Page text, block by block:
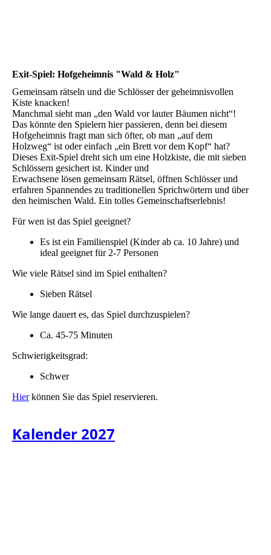
Exit-Spiel: Hofgeheimnis "Wald & Holz"
Gemeinsam rätseln und die Schlösser der geheimnisvollen
Kiste knacken!
Manchmal sieht man „den Wald vor lauter Bäumen nicht“!
Das könnte den Spielern hier passieren, denn bei diesem
Hofgeheimnis fragt man sich öfter, ob man „auf dem
Holzweg“ ist oder einfach „ein Brett vor dem Kopf“ hat?
Dieses Exit-Spiel dreht sich um eine Holzkiste, die mit sieben
Schlössern gesichert ist. Kinder und
Erwachsene lösen gemeinsam Rätsel, öffnen Schlösser und
erfahren Spannendes zu traditionellen Sprichwörtern und über
den heimischen Wald. Ein tolles Gemeinschaftserlebnis!
Für wen ist das Spiel geeignet?
Es ist ein Familienspiel (Kinder ab ca. 10 Jahre) und
ideal geeignet für 2-7 Personen
Wie viele Rätsel sind im Spiel enthalten?
Sieben Rätsel
Wie lange dauert es, das Spiel durchzuspielen?
Ca. 45-75 Minuten
Schwierigkeitsgrad:
Schwer
Hierkönnen Sie das Spiel reservieren.
Kalender 2027